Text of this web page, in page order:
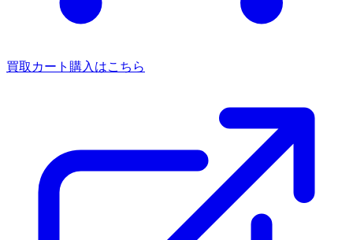
買取カート 購入はこちら